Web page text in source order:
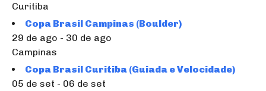
Curitiba
Copa Brasil Campinas (Boulder)
29 de ago - 30 de ago
Campinas
Copa Brasil Curitiba (Guiada e Velocidade)
05 de set - 06 de set